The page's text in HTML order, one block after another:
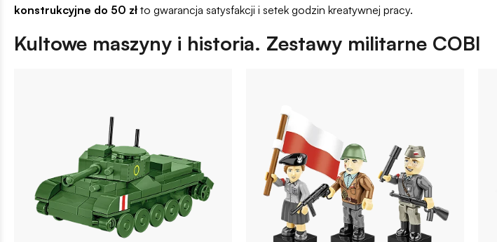
konstrukcyjne do 50 zł to gwarancja satysfakcji i setek godzin kreatywnej pracy.
Kultowe maszyny i historia. Zestawy militarne COBI